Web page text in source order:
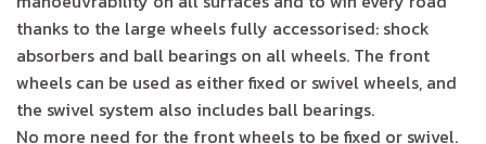
thanks to the large wheels fully accessorised: shock
absorbers and ball bearings on all wheels. The front
wheels can be used as either fixed or swivel wheels, and
the swivel system also includes ball bearings.
No more need for the front wheels to be fixed or swivel.